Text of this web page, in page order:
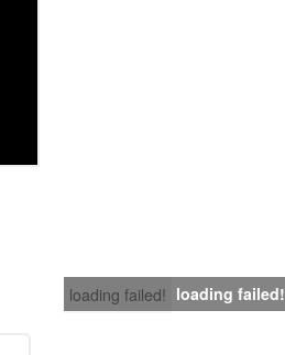
loading failed! loading failed!